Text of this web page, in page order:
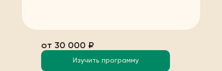
от 30 000 ₽
Изучить программу